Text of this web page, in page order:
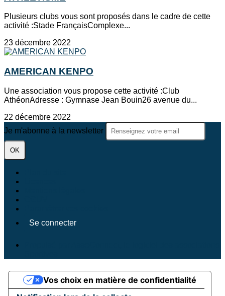
Plusieurs clubs vous sont proposés dans le cadre de cette
activité :Stade FrançaisComplexe...
23 décembre 2022
AMERICAN KENPO
Une association vous propose cette activité :Club
AthéonAdresse : Gymnase Jean Bouin26 avenue du...
22 décembre 2022
Je m'abonne à la newsletter
OK
Se connecter
Vos choix en matière de confidentialité